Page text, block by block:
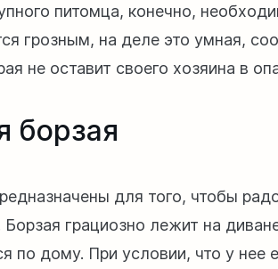
питомца, конечно,
грозным, на деле это умная,
не оставит своего хозяина в
борзая
для того, чтобы
Борзая грациозно лежит на
по дому. При условии, что у нее